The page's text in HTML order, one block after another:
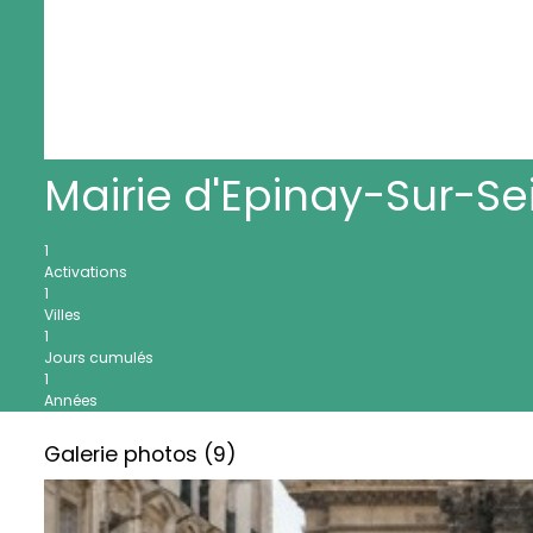
Mairie d'Epinay-Sur-
1
Activations
1
Villes
1
Jours cumulés
1
Années
Galerie photos (9)